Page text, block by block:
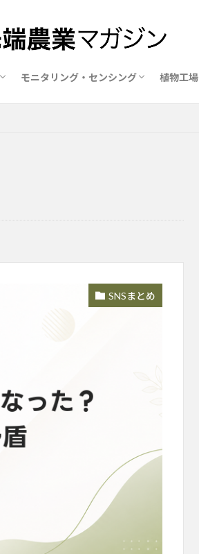
15社
農薬散布の代行業者比較
遮光剤・遮熱剤の比較
モニタリング・センシング
農業用環境制御システム比較
植物工場
SNSまとめ